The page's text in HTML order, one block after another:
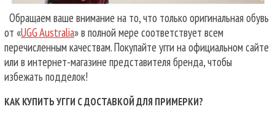
Обращаем ваше внимание на то, что только оригинальная обувь
от «UGG Australia» в полной мере соответствует всем
перечисленным качествам. Покупайте угги на официальном сайте
или в интернет-магазине представителя бренда, чтобы
избежать подделок!
КАК КУПИТЬ УГГИ С ДОСТАВКОЙ ДЛЯ ПРИМЕРКИ?